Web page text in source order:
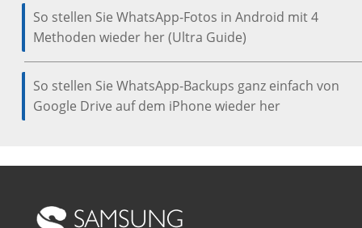
So stellen Sie WhatsApp-Fotos in Android mit 4
Methoden wieder her (Ultra Guide)
So stellen Sie WhatsApp-Backups ganz einfach von
Google Drive auf dem iPhone wieder her